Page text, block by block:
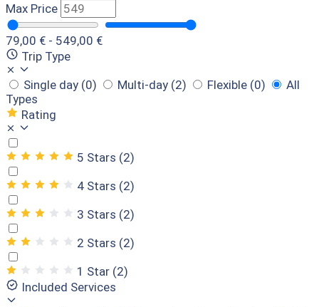
Max Price
79,00 € - 549,00 €
Trip Type
Single day (0) Multi-day (2) Flexible (0)
All
Types
Rating
5 Stars (2)
4 Stars (2)
3 Stars (2)
2 Stars (2)
1 Star (2)
Included Services